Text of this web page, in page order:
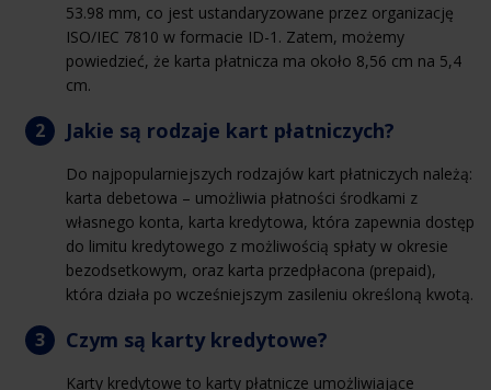
53.98 mm, co jest ustandaryzowane przez organizację
ISO/IEC 7810 w formacie ID-1. Zatem, możemy
powiedzieć, że karta płatnicza ma około 8,56 cm na 5,4
cm.
Jakie są rodzaje kart płatniczych?
Do najpopularniejszych rodzajów kart płatniczych należą:
karta debetowa – umożliwia płatności środkami z
własnego konta, karta kredytowa, która zapewnia dostęp
do limitu kredytowego z możliwością spłaty w okresie
bezodsetkowym, oraz karta przedpłacona (prepaid),
która działa po wcześniejszym zasileniu określoną kwotą.
Czym są karty kredytowe?
Karty kredytowe to karty płatnicze umożliwiające